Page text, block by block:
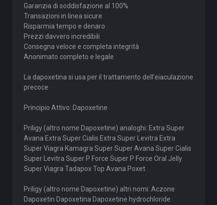
Garanzia di soddisfazione al 100%
Transazioni in linea sicure
Risparmia tempo e denaro
Prezzi davvero incredibili
Consegna veloce e completa integrità
Anonimato completo e legale
La dapoxetina si usa per il trattamento dell’eiaculazione
precoce
Principio Attivo: Dapoxetine
Priligy (altro nome Dapoxetine) analoghi: Extra Super
Avana Extra Super Cialis Extra Super Levitra Extra
Super Viagra Kamagra Super Super Avana Super Cialis
Super Levitra Super P Force Super P Force Oral Jelly
Super Viagra Tadapox Top Avana Poxet
Priligy (altro nome Dapoxetine) altri nomi: Aczone
Dapoxetin Dapoxetina Dapoxetine hydrochloride